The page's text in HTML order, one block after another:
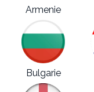
Armenie
Bulgarie